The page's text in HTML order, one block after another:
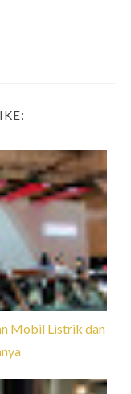
Mobil Listrik dan